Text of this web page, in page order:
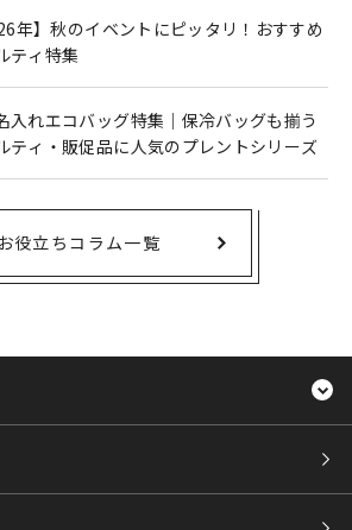
年】秋のイベントにピッタリ！おすすめ
ティ特集
入れエコバッグ特集｜保冷バッグも揃う
ティ・販促品に人気のプレントシリーズ
お役立ちコラム一覧